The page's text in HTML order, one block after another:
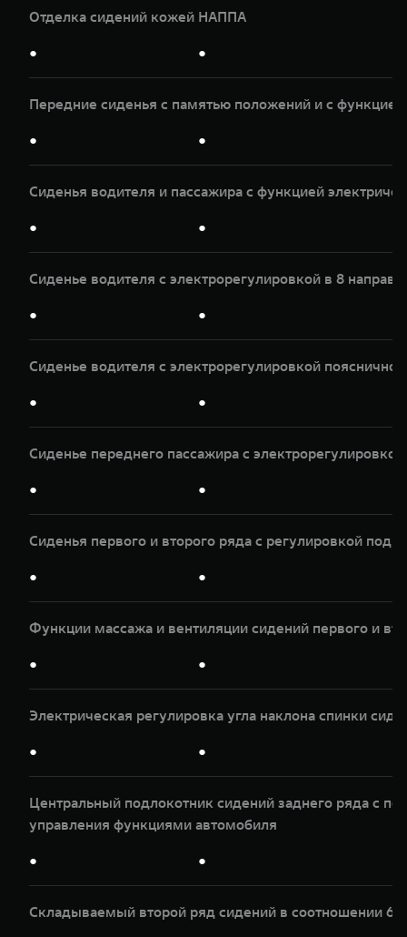
Отделка сидений кожей НАППА
● ●
Передние сиденья с памятью положений и с
● ●
Сиденья водителя и пассажира с функцией
● ●
Сиденье водителя с электрорегулировкой в 8
● ●
Сиденье водителя с электрорегулировкой
● ●
Сиденье переднего пассажира с
● ●
Сиденья первого и второго ряда с регулировкой
● ●
Функции массажа и вентиляции сидений первого и
● ●
Электрическая регулировка угла наклона спинки
● ●
Центральный подлокотник сидений заднего ряда с
управления функциями автомобиля
● ●
Складываемый второй ряд сидений в соотношении